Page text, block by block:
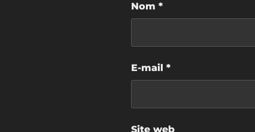
Nom *
E-mail *
Site web